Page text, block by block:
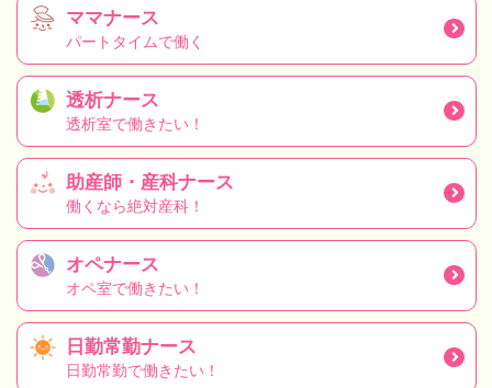
ママナース
パートタイムで働く
透析ナース
透析室で働きたい！
助産師・産科ナース
働くなら絶対産科！
オペナース
オペ室で働きたい！
日勤常勤ナース
日勤常勤で働きたい！